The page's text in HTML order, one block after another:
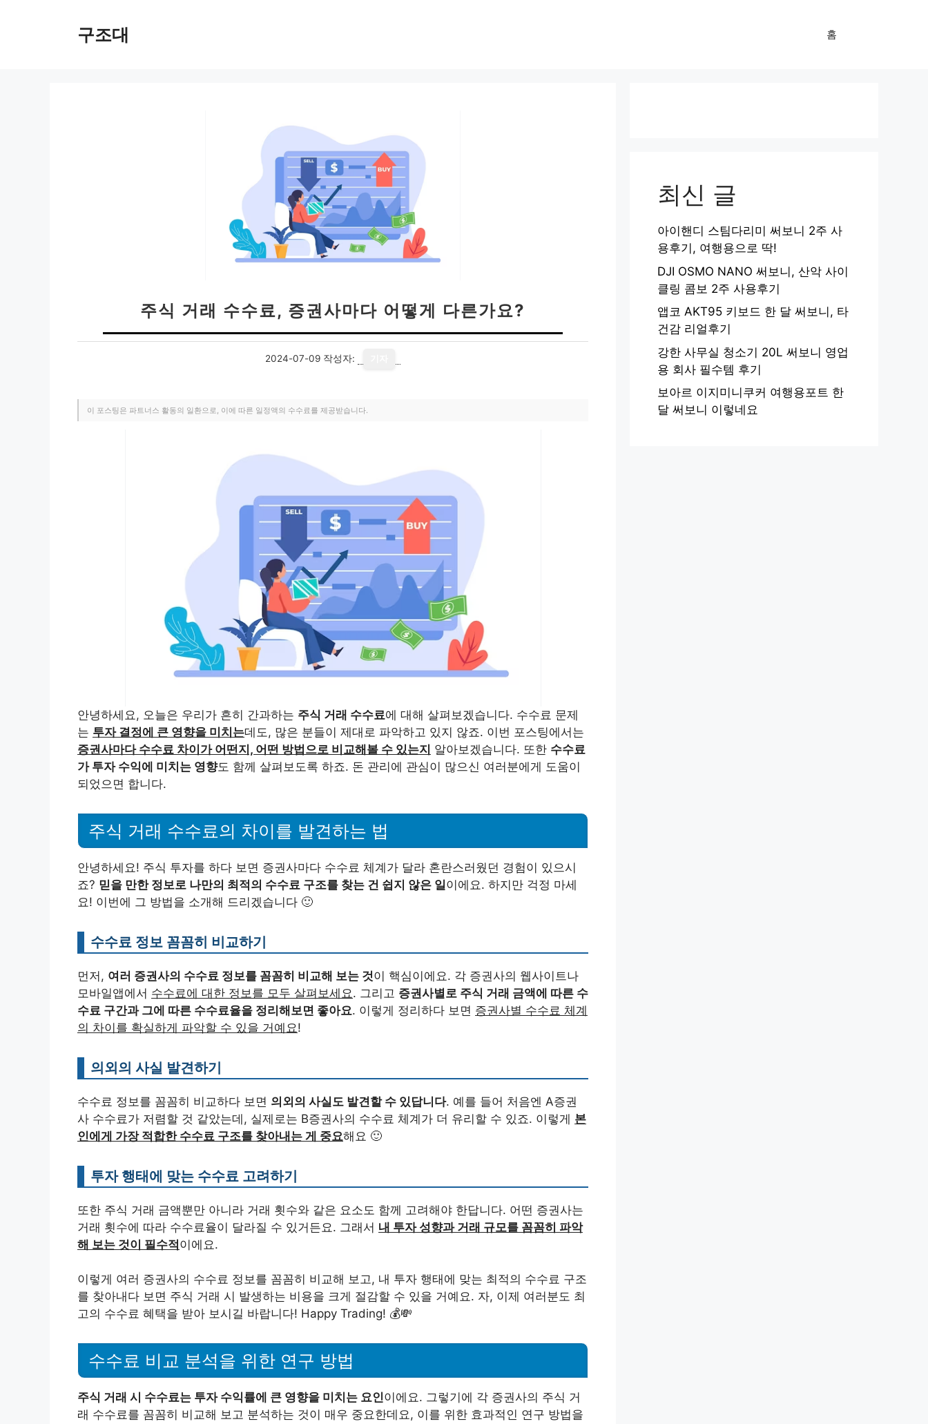
구조대 홈
주식 거래 수수료, 증권사마다 어떻게 다른가요?
2024-07-09 작성자:
이 포스팅은 파트너스 활동의 일환으로, 이에 따른 일정액의 수수료를 제공받습니다.
안녕하세요, 오늘은 우리가 흔히 간과하는 주식 거래 수수료에 대해 살펴보겠습니다. 수수료 문제
는 투자 결정에 큰 영향을 미치는데도, 많은 분들이 제대로 파악하고 있지 않죠. 이번 포스팅에서는
증권사마다 수수료 차이가 어떤지, 어떤 방법으로 비교해볼 수 있는지 알아보겠습니다. 또한 수수료
가 투자 수익에 미치는 영향도 함께 살펴보도록 하죠. 돈 관리에 관심이 많으신 여러분에게 도움이
되었으면 합니다.
주식 거래 수수료의 차이를 발견하는 법
안녕하세요! 주식 투자를 하다 보면 증권사마다 수수료 체계가 달라 혼란스러웠던 경험이 있으시
죠? 믿을 만한 정보로 나만의 최적의 수수료 구조를 찾는 건 쉽지 않은 일이에요. 하지만 걱정 마세
요! 이번에 그 방법을 소개해 드리겠습니다 🙂
수수료 정보 꼼꼼히 비교하기
먼저, 여러 증권사의 수수료 정보를 꼼꼼히 비교해 보는 것이 핵심이에요. 각 증권사의 웹사이트나
모바일앱에서 수수료에 대한 정보를 모두 살펴보세요. 그리고 증권사별로 주식 거래 금액에 따른 수
수료 구간과 그에 따른 수수료율을 정리해보면 좋아요. 이렇게 정리하다 보면 증권사별 수수료 체계
의 차이를 확실하게 파악할 수 있을 거예요!
의외의 사실 발견하기
수수료 정보를 꼼꼼히 비교하다 보면 의외의 사실도 발견할 수 있답니다. 예를 들어 처음엔 A증권
사 수수료가 저렴할 것 같았는데, 실제로는 B증권사의 수수료 체계가 더 유리할 수 있죠. 이렇게 본
인에게 가장 적합한 수수료 구조를 찾아내는 게 중요해요 🙂
투자 행태에 맞는 수수료 고려하기
또한 주식 거래 금액뿐만 아니라 거래 횟수와 같은 요소도 함께 고려해야 한답니다. 어떤 증권사는
거래 횟수에 따라 수수료율이 달라질 수 있거든요. 그래서 내 투자 성향과 거래 규모를 꼼꼼히 파악
해 보는 것이 필수적이에요.
이렇게 여러 증권사의 수수료 정보를 꼼꼼히 비교해 보고, 내 투자 행태에 맞는 최적의 수수료 구조
를 찾아내다 보면 주식 거래 시 발생하는 비용을 크게 절감할 수 있을 거예요. 자, 이제 여러분도 최
고의 수수료 혜택을 받아 보시길 바랍니다! Happy Trading! 💰💸
수수료 비교 분석을 위한 연구 방법
주식 거래 시 수수료는 투자 수익률에 큰 영향을 미치는 요인이에요. 그렇기에 각 증권사의 주식 거
래 수수료를 꼼꼼히 비교해 보고 분석하는 것이 매우 중요한데요, 이를 위한 효과적인 연구 방법을
최신 글
아이핸디 스팀다리미 써보니 2주 사
용후기, 여행용으로 딱!
DJI OSMO NANO 써보니, 산악 사이
클링 콤보 2주 사용후기
앱코 AKT95 키보드 한 달 써보니, 타
건감 리얼후기
강한 사무실 청소기 20L 써보니 영업
용 회사 필수템 후기
보아르 이지미니쿠커 여행용포트 한
달 써보니 이렇네요